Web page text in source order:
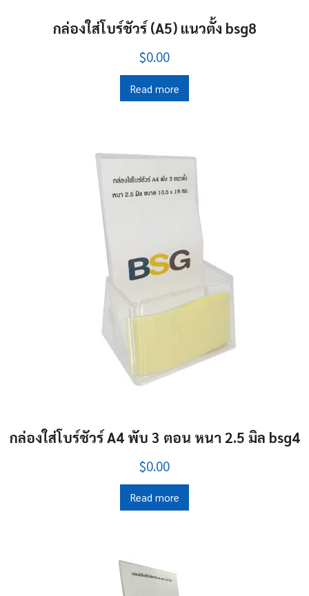
กล่องใส่โบร์ชัวร์ (A5) แนวตั้ง bsg8
$0.00
Read more
กล่องใส่โบร์ชัวร์ A4 พับ 3 ตอน หนา 2.5 มิล bsg4
$0.00
Read more